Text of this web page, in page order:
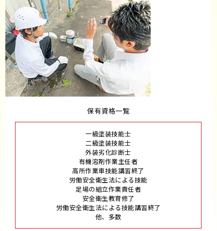
保有資格一覧
一級塗装技能士
二級塗装技能士
外装劣化診断士
有機溶剤作業主任者
高所作業車技能講習終了
労働安全衛生法による技能
足場の組立作業責任者
安全衛生教育修了
労働安全衛生法による技能講習終了
他、多数